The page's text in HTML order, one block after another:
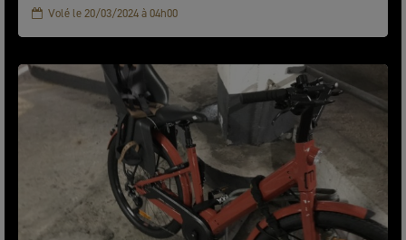
Volé le 20/03/2024 à 04h00